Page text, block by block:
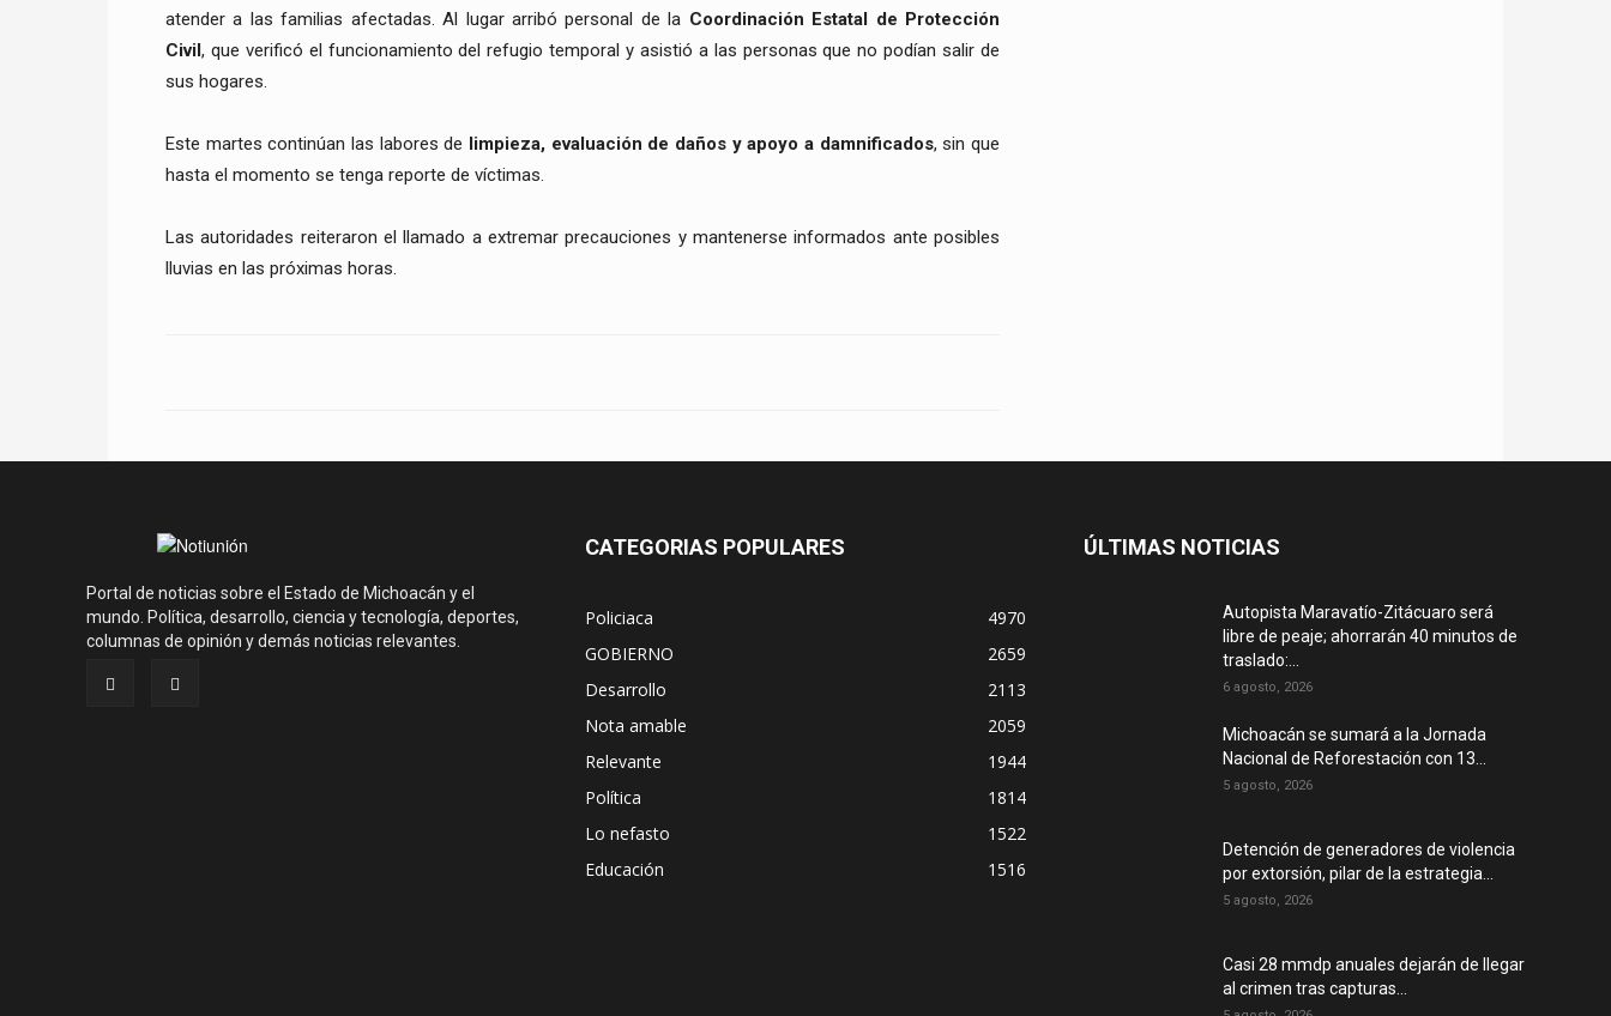
atender a las familias afectadas. Al lugar arribó personal de la Coordinación Estatal de Protección
Civil, que verificó el funcionamiento del refugio temporal y asistió a las personas que no podían salir de
sus hogares.
Este martes continúan las labores de limpieza, evaluación de daños y apoyo a damnificados, sin que
hasta el momento se tenga reporte de víctimas.
Las autoridades reiteraron el llamado a extremar precauciones y mantenerse informados ante posibles
lluvias en las próximas horas.
Portal de noticias sobre el Estado de Michoacán y el
mundo. Política, desarrollo, ciencia y tecnología, deportes,
columnas de opinión y demás noticias relevantes.
CATEGORIAS POPULARES
Policiaca
4970
GOBIERNO
2659
Desarrollo
2113
Nota amable
2059
Relevante
1944
Política
1814
Lo nefasto
1522
Educación
1516
ÚLTIMAS NOTICIAS
Autopista Maravatío-Zitácuaro será
libre de peaje; ahorrarán 40 minutos de
traslado:...
6 agosto, 2026
Michoacán se sumará a la Jornada
Nacional de Reforestación con 13...
5 agosto, 2026
Detención de generadores de violencia
por extorsión, pilar de la estrategia...
5 agosto, 2026
Casi 28 mmdp anuales dejarán de llegar
al crimen tras capturas...